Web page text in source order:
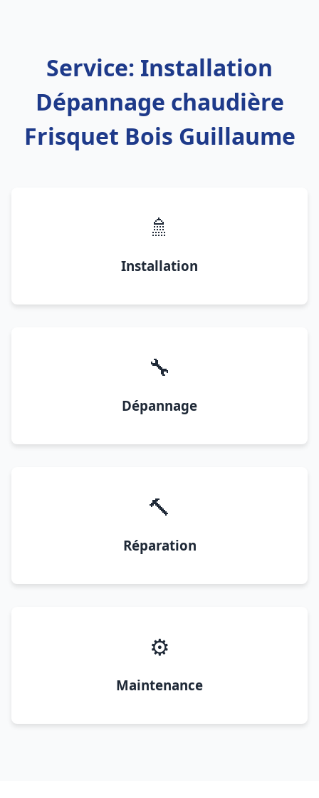
Service: Installation
Dépannage chaudière
Frisquet Bois Guillaume
🚿
Installation
🔧
Dépannage
🔨
Réparation
⚙️
Maintenance